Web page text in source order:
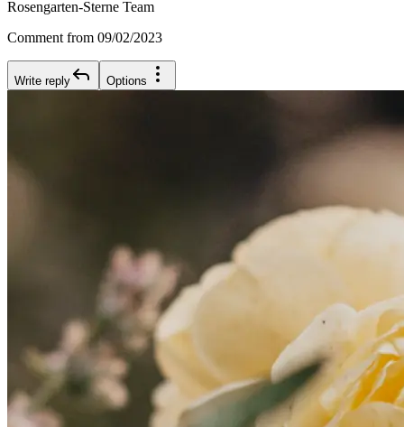
Rosengarten-Sterne Team
Comment from 09/02/2023
Write reply Options